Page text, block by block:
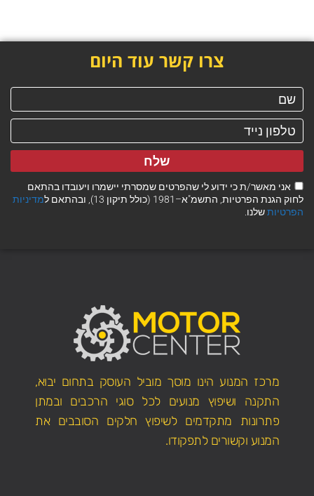
צרו קשר עוד היום
אני מאשר/ת כי ידוע לי שהפרטים שמסרתי יישמרו ויעובדו בהתאם
לחוק הגנת הפרטיות, התשמ"א–1981 (כולל תיקון 13), ובהתאם ל
מדיניות
הפרטיותשלנו.
שלח
מרכז המנוע הינו מוסך מוביל העוסק בתחום יבוא,
התקנה ושיפוץ מנועים לכל סוגי הרכבים ובמתן
פתרונות מתקדמים לשיפוץ חלקים הסובבים את
המנוע וקשורים לתפקודו.